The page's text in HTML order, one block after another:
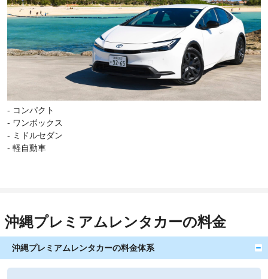
- コンパクト
- ワンボックス
- ミドルセダン
- 軽自動車
沖縄プレミアムレンタカーの料金
沖縄プレミアムレンタカーの料金体系